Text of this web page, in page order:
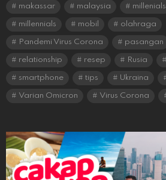
makassar malaysia millenials
millennials mobil olahraga
Pandemi Virus Corona pasangan
relationship resep Rusia
smartphone tips Ukraina
Varian Omicron Virus Corona